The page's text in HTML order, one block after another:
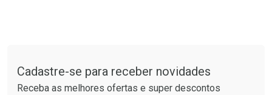
Cadastre-se para receber novidades
Receba as melhores ofertas e super descontos